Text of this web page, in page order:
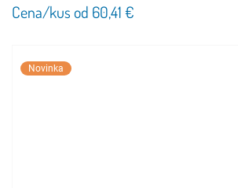
Cena/kus od 60,41 €
Novinka